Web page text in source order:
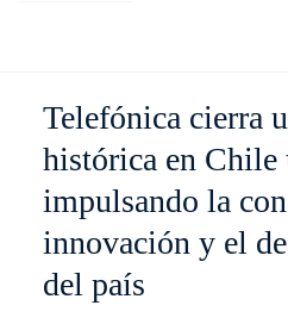
Telefónica cierra
histórica en Chile
impulsando la
innovación y el
del país